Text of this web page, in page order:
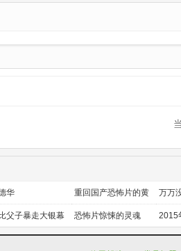
华 重回国产恐怖片的黄
金时代
万万
能干
父子暴走大银幕 恐怖片惊悚的灵魂 2015
前瞻